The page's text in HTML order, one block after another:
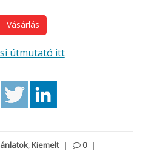
Vásárlás
útmutató itt
,Kiemelt | 0 |